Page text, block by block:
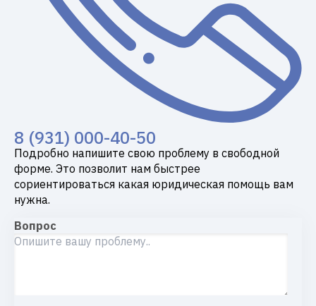
8 (931) 000-40-50
Подробно напишите свою проблему в свободной
форме. Это позволит нам быстрее
сориентироваться какая юридическая помощь вам
нужна.
Вопрос